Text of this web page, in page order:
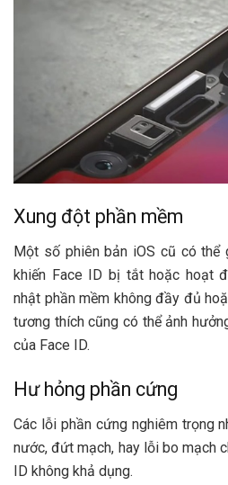
Xung đột phần mềm
Một số phiên bản iOS cũ có thể
khiến Face ID bị tắt hoặc hoạt
nhật phần mềm không đầy đủ
tương thích cũng có thể ảnh
của Face ID.
Hư hỏng phần cứng
Các lỗi phần cứng nghiêm trọng
nước, đứt mạch, hay lỗi bo mạch
ID không khả dụng.